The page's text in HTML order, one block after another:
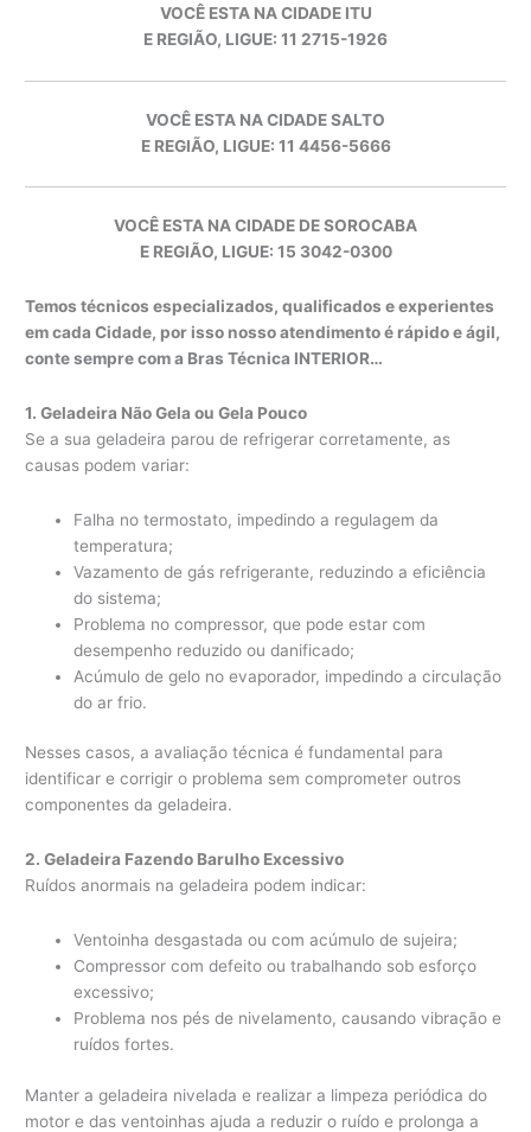
VOCÊ ESTA NA CIDADE ITU
E REGIÃO, LIGUE: 11 2715-1926
VOCÊ ESTA NA CIDADE SALTO
E REGIÃO, LIGUE: 11 4456-5666
VOCÊ ESTA NA CIDADE DE SOROCABA
E REGIÃO, LIGUE: 15 3042-0300
Temos técnicos especializados, qualificados e experientes
em cada Cidade, por isso nosso atendimento é rápido e ágil,
conte sempre com a Bras Técnica INTERIOR…
1. Geladeira Não Gela ou Gela Pouco
Se a sua geladeira parou de refrigerar corretamente, as
causas podem variar:
Falha no termostato, impedindo a regulagem da
temperatura;
Vazamento de gás refrigerante, reduzindo a eficiência
do sistema;
Problema no compressor, que pode estar com
desempenho reduzido ou danificado;
Acúmulo de gelo no evaporador, impedindo a circulação
do ar frio.
Nesses casos, a avaliação técnica é fundamental para
identificar e corrigir o problema sem comprometer outros
componentes da geladeira.
2. Geladeira Fazendo Barulho Excessivo
Ruídos anormais na geladeira podem indicar:
Ventoinha desgastada ou com acúmulo de sujeira;
Compressor com defeito ou trabalhando sob esforço
excessivo;
Problema nos pés de nivelamento, causando vibração e
ruídos fortes.
Manter a geladeira nivelada e realizar a limpeza periódica do
motor e das ventoinhas ajuda a reduzir o ruído e prolonga a